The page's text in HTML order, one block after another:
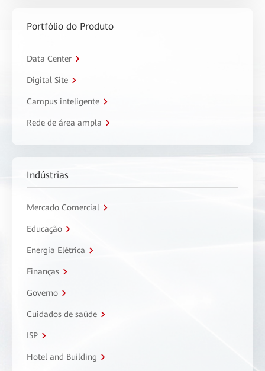
Portfólio do Produto
Data Center
Digital Site
Campus inteligente
Rede de área ampla
Indústrias
Mercado Comercial
Educação
Energia Elétrica
Finanças
Governo
Cuidados de saúde
ISP
Hotel and Building